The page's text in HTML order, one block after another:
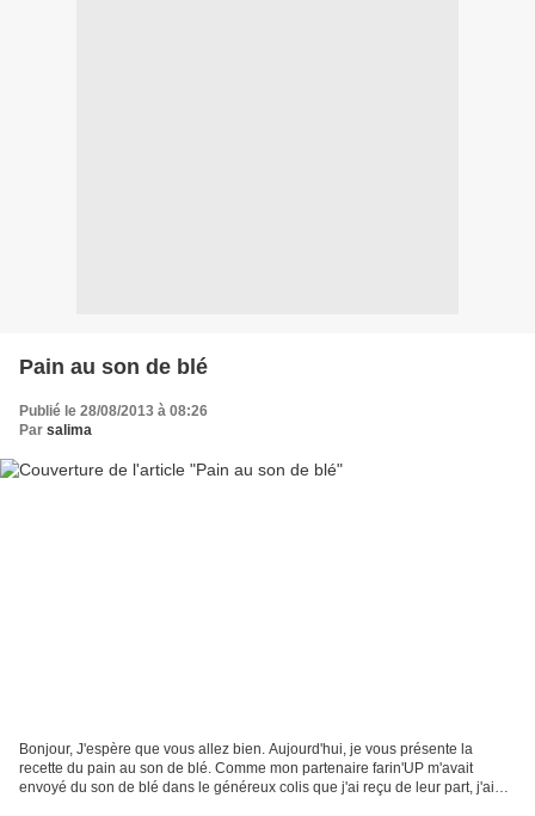
Pain au son de blé
Publié le 28/08/2013 à 08:26
Par salima
Bonjour, J'espère que vous allez bien. Aujourd'hui, je vous présente la
recette du pain au son de blé. Comme mon partenaire farin'UP m'avait
envoyé du son de blé dans le généreux colis que j'ai reçu de leur part, j'ai